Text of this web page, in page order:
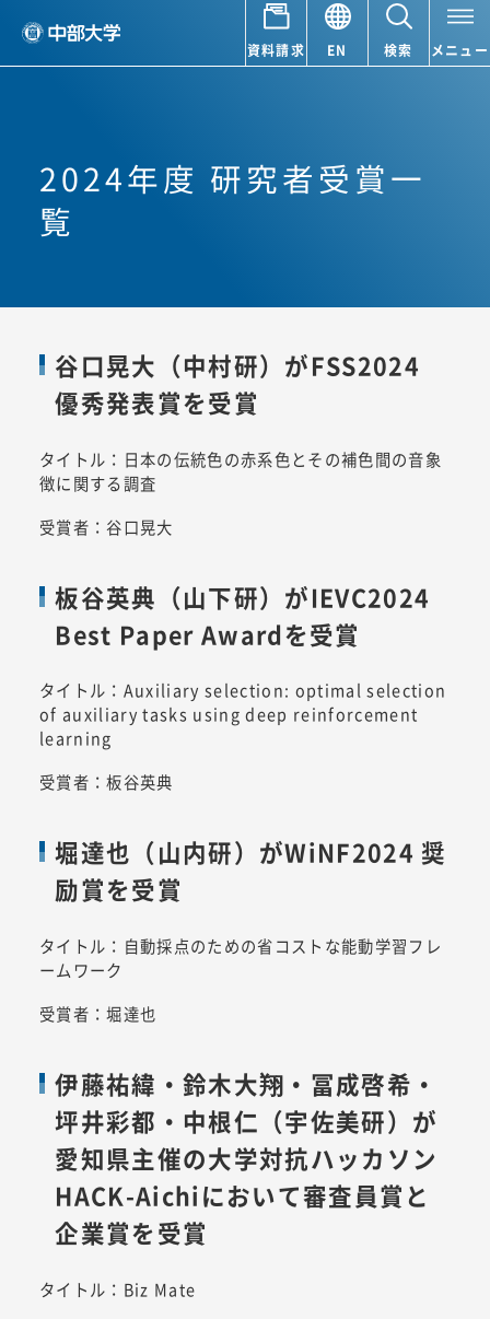
資料請求 EN 検索 メニュー
2024年度 研究者受賞一
覧
谷口晃大（中村研）がFSS2024
優秀発表賞を受賞
タイトル：日本の伝統色の赤系色とその補色間の音象
徴に関する調査
受賞者：谷口晃大
板谷英典（山下研）がIEVC2024
Best Paper Awardを受賞
タイトル：Auxiliary selection: optimal selection
of auxiliary tasks using deep reinforcement
learning
受賞者：板谷英典
堀達也（山内研）がWiNF2024 奨
励賞を受賞
タイトル：自動採点のための省コストな能動学習フレ
ームワーク
受賞者：堀達也
伊藤祐緯・鈴木大翔・冨成啓希・
坪井彩都・中根仁（宇佐美研）が
愛知県主催の大学対抗ハッカソン
HACK-Aichiにおいて審査員賞と
企業賞を受賞
タイトル：Biz Mate